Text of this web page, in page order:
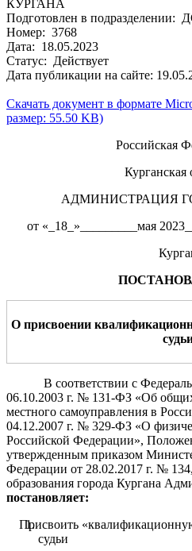
КУРГАНА
Подготовлен в
Номер: 3768
Дата: 18.05.2023
Статус: Действует
Дата публикации на сайте:
Скачать документ в формате
размер: 55.50 KB)
Российская
Курганская
АДМИНИСТРАЦИЯ
от «_18_»_________мая
О присвоении
В соответствии с
06.10.2003 г. № 131-ФЗ «Об
местного самоуправления в
04.12.2007 г. № 329-ФЗ «О
Российской Федерации»,
утвержденным приказом
Федерации от 28.02.2017 г. №
образования города Кургана
постановляет:
Присвоить
судьи